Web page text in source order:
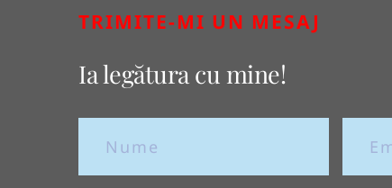
TRIMITE-MI UN MESAJ
Ia legătura cu mine!